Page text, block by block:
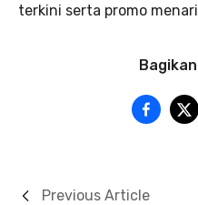
terkini serta promo
Previous Article